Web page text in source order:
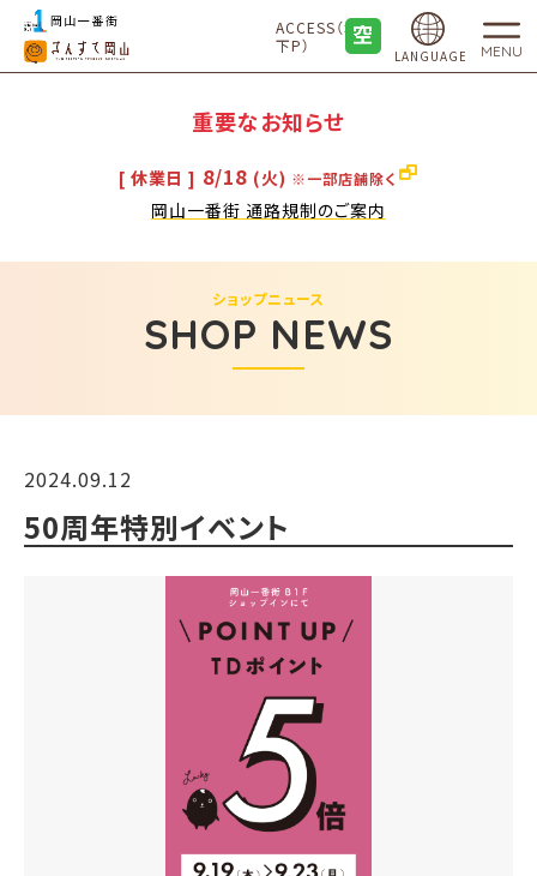
ACCESS（地
下P）
LANGUAGE MENU
重要なお知らせ
[ 休業日 ] 8/18 (火) ※一部店舗除く
岡山一番街 通路規制のご案内
SHOP NEWS
ショップニュース
2024.09.12
50周年特別イベント